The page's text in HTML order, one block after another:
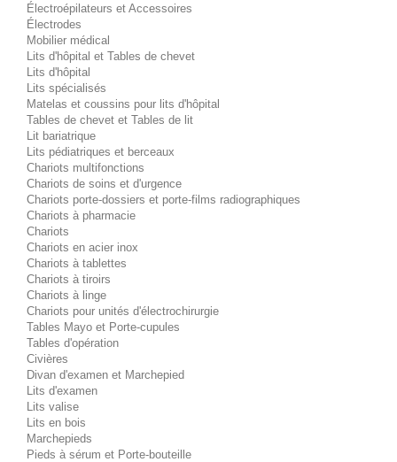
Électroépilateurs et Accessoires
Électrodes
Mobilier médical
Lits d'hôpital et Tables de chevet
Lits d'hôpital
Lits spécialisés
Matelas et coussins pour lits d'hôpital
Tables de chevet et Tables de lit
Lit bariatrique
Lits pédiatriques et berceaux
Chariots multifonctions
Chariots de soins et d'urgence
Chariots porte-dossiers et porte-films radiographiques
Chariots à pharmacie
Chariots
Chariots en acier inox
Chariots à tablettes
Chariots à tiroirs
Chariots à linge
Chariots pour unités d'électrochirurgie
Tables Mayo et Porte-cupules
Tables d'opération
Civières
Divan d'examen et Marchepied
Lits d'examen
Lits valise
Lits en bois
Marchepieds
Pieds à sérum et Porte-bouteille